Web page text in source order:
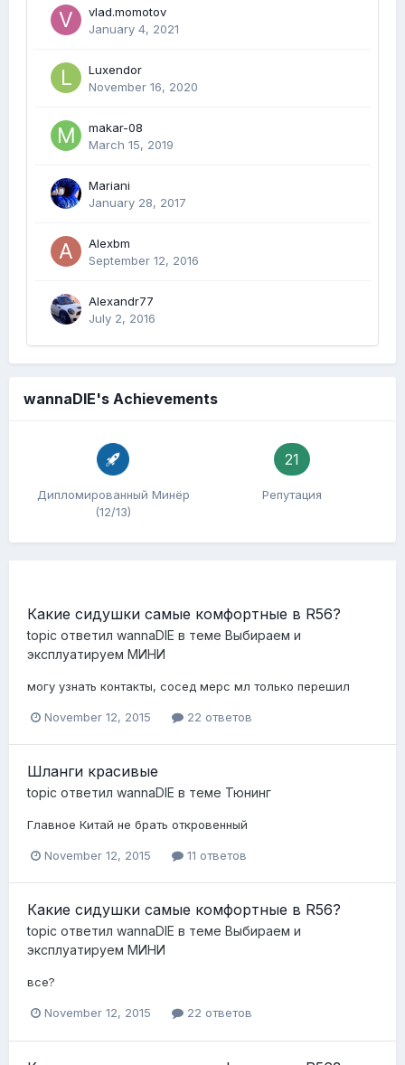
vlad.momotov
January 4, 2021
Luxendor
November 16, 2020
makar-08
March 15, 2019
Mariani
January 28, 2017
Alexbm
September 12, 2016
Alexandr77
July 2, 2016
wannaDIE's Achievements
Дипломированный Минёр
(12/13)
21
Репутация
Какие сидушки самые комфортные в R56?
topic ответил wannaDIE в теме Выбираем и
эксплуатируем МИНИ
могу узнать контакты, сосед мерс мл только перешил
November 12, 2015 22 ответов
Шланги красивые
topic ответил wannaDIE в теме Тюнинг
Главное Китай не брать откровенный
November 12, 2015 11 ответов
Какие сидушки самые комфортные в R56?
topic ответил wannaDIE в теме Выбираем и
эксплуатируем МИНИ
все?
November 12, 2015 22 ответов